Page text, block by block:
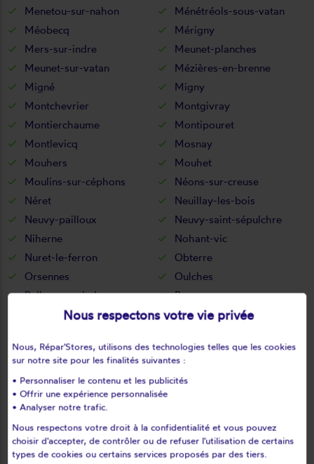
Menetou-sur-nahon
Ménétréols-sous-vatan
Méobecq
Mérigny
Mers-sur-indre
Meunet-planches
Meunet-sur-vatan
Mézières-en-brenne
Migné
Migny
Montchevrier
Montgivray
Montierchaume
Montipouret
Montlevicq
Mosnay
Mouhers
Mouhet
Moulins-sur-céphons
Néons-sur-creuse
Néret
Neuillay-les-bois
Neuvy-pailloux
Neuvy-saint-sépulchre
Niherne
Nohant-vic
Nuret-le-ferron
Obterre
Orsennes
Oulches
Palluau-sur-indre
Parpeçay
Paulnay
Poulaines
Pouligny-notre-dame
Preuilly-la-ville
Pruniers
Reuilly
Rouvres-les-bois
Sacierges-saint-martin
Saint-aigny
Nous respectons votre vie privée
Nous, Répar'Stores, utilisons des technologies telles que les cookies
sur notre site pour les finalités suivantes :
• Personnaliser le contenu et les publicités
• Offrir une expérience personnalisée
• Analyser notre trafic.
Nous respectons votre droit à la confidentialité et vous pouvez
choisir d'accepter, de contrôler ou de refuser l'utilisation de certains
types de cookies ou certains services proposés par des tiers.